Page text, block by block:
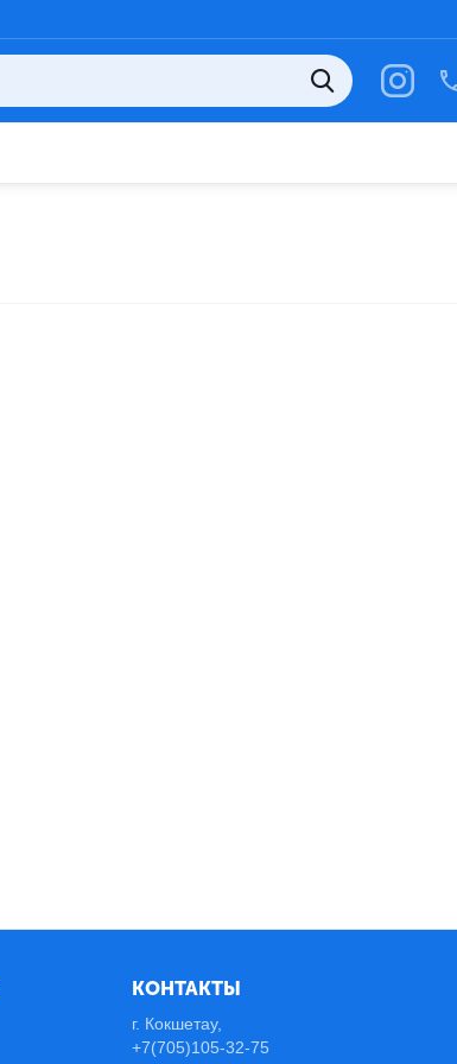
КОНТАКТЫ
г. Кокшетау,
+7(705)105-32-75